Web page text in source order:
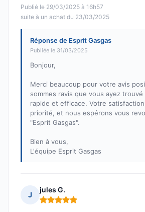
Publié le 29/03/2025 à 16h57
suite à un achat du 23/03/2025
Réponse de Esprit Gasgas
Publiée le 31/03/2025
Bonjour,
Merci beaucoup pour votre avis
sommes ravis que vous ayez
rapide et efficace. Votre
priorité, et nous espérons vous
"Esprit Gasgas".
Bien à vous,
L'équipe Esprit Gasgas
J
jules G.
Note : 5 sur 5